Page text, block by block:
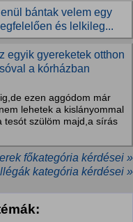
bántak velem egy
és lelkileg...
egyik gyereketek otthon
a kórházban
ezen aggódom már
lehetek a kislányommal
tesót szülöm majd,a sírás
főkategória kérdései »
kategória kérdései »